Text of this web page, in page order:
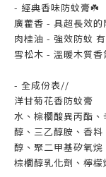
- 經典香味防蚊膏☘️
廣藿香 - 具超長效
肉桂油 - 強效防蚊
雪松木 - 溫暖木質
- 全成份表//
洋甘菊花香防蚊膏
水、棕櫚酸異丙酯
醇、三乙醇胺、香
醇、聚二甲基矽氧烷
棕櫚醇乳化劑、檸檬